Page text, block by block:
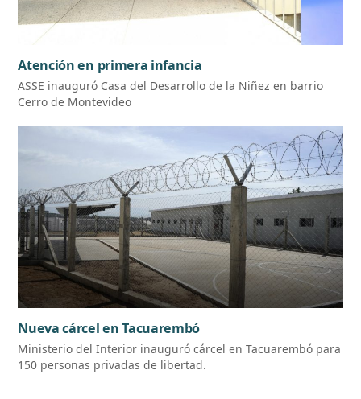
Atención en primera infancia
ASSE inauguró Casa del Desarrollo de la Niñez en barrio
Cerro de Montevideo
Nueva cárcel en Tacuarembó
Ministerio del Interior inauguró cárcel en Tacuarembó para
150 personas privadas de libertad.